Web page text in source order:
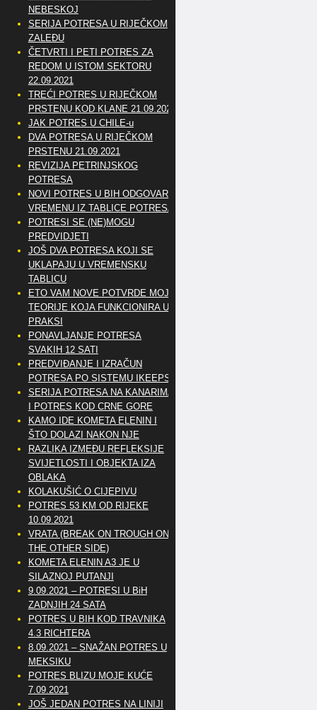
NEBESKOJ
SERIJA POTRESA U RIJEČKOM
ZALEĐU
ČETVRTI I PETI POTRES ZA
REDOM U ISTOM SEKTORU
22.09.2021
TREĆI POTRES U RIJEČKOM
PRSTENU KOD KLANE 21.09.2021
JAK POTRES U CHILE-u
DVA POTRESA U RIJEČKOM
PRSTENU 21.09.2021
REVIZIJA PETRINJSKOG
POTRESA
NOVI POTRES U BIH ODGOVARA
VREMENU IZ TABLICE POTRESA
POTRESI SE (NE)MOGU
PREDVIDJETI
JOŠ DVA POTRESA KOJI SE
UKLAPAJU U VREMENSKU
TABLICU
ETO VAM NOVE POTVRDE MOJE
TEORIJE KOJA FUNKCIONIRA U
PRAKSI
PONAVLJANJE POTRESA
SVAKIH 12 SATI
PREDVIĐANJE I IZRAČUN
POTRESA PO SISTEMU IKEEPS
SERIJA POTRESA NA KANARIMA
I POTRES KOD CRNE GORE
KAMO IDE KOMETA ELENIN I
ŠTO DOLAZI NAKON NJE
RAZLIKA IZMEĐU REFLEKSIJE
SVIJETLOSTI I OBJEKTA IZA
OBLAKA
KOLAKUŠIĆ O CIJEPIVU
POTRES 53 KM OD RIJEKE
10.09.2021
VRATA (BREAK ON TROUGH ON
THE OTHER SIDE)
KOMETA ELENIN A3 JE U
SILAZNOJ PUTANJI
9.09.2021 – POTRESI U BiH
ZADNJIH 24 SATA
POTRES U BIH KOD TRAVNIKA
4.3 RICHTERA
8.09.2021 – SNAŽAN POTRES U
MEKSIKU
POTRES BLIZU MOJE KUĆE
7.09.2021
JOŠ JEDAN POTRES NA LINIJI